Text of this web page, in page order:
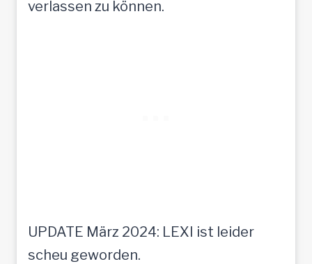
verlassen zu können.
UPDATE März 2024: LEXI ist leider
scheu geworden.